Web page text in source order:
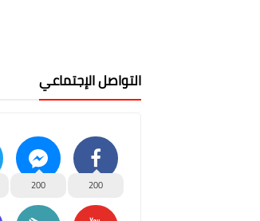
التواصل الإجتماعي
200
200